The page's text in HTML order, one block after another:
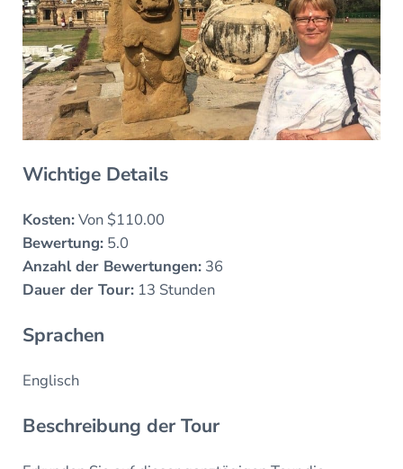
Wichtige Details
Kosten:Von $110.00
Bewertung:5.0
Anzahl der Bewertungen:36
Dauer der Tour:13 Stunden
Sprachen
Englisch
Beschreibung der Tour